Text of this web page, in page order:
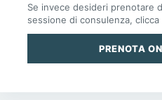
Se invece desideri prenotare
sessione di consulenza, clicca
PRENOTA